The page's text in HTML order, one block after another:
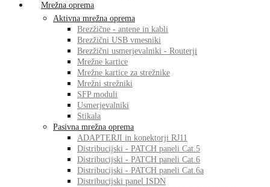
Mrežna oprema
Aktivna mrežna oprema
Brezžične - antene in kabli
Brezžični USB vmesniki
Brezžični usmerjevalniki - Routerji
Mrežne kartice
Mrežne kartice za strežnike
Mrežni strežniki
SFP moduli
Usmerjevalniki
Stikala
Pasivna mrežna oprema
ADAPTERJI in konektorji RJ11
Distribucijski - PATCH paneli Cat.5
Distribucijski - PATCH paneli Cat.6
Distribucijski - PATCH paneli Cat.6a
Distribucijski panel ISDN